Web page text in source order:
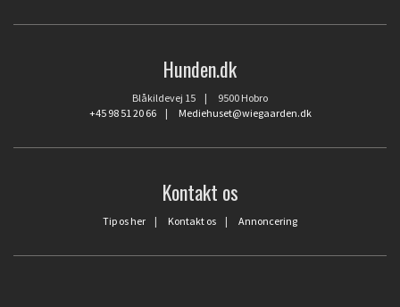
Hunden.dk
Blåkildevej 15 | 9500 Hobro
+45 98 51 20 66| Mediehuset@wiegaarden.dk
Kontakt os
Tip os her | Kontakt os | Annoncering